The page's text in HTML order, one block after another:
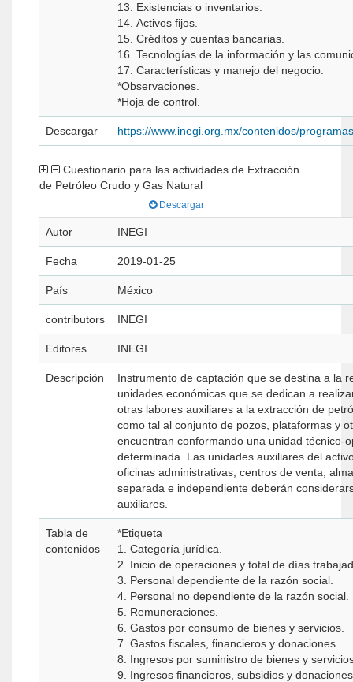
13. Existencias o inventarios.
14. Activos fijos.
15. Créditos y cuentas bancarias.
16. Tecnologías de la información y las
17. Características y manejo del negocio.
*Observaciones.
*Hoja de control.
Descargar https://www.inegi.org.mx/contenidos/
de Petróleo Crudo y Gas Natural
Descargar
Autor INEGI
Fecha 2019-01-25
País México
contributors INEGI
Editores INEGI
Descripción
Instrumento de captación que se destina a la
unidades económicas que se dedican a
otras labores auxiliares a la extracción de
como tal al conjunto de pozos, plataformas y
encuentran conformando una unidad técnico-
determinada. Las unidades auxiliares del
oficinas administrativas, centros de venta,
separada e independiente deberán
auxiliares.
Tabla de
contenidos
*Etiqueta
1. Categoría jurídica.
2. Inicio de operaciones y total de días
3. Personal dependiente de la razón social.
4. Personal no dependiente de la razón social.
5. Remuneraciones.
6. Gastos por consumo de bienes y servicios.
7. Gastos fiscales, financieros y donaciones.
8. Ingresos por suministro de bienes y
9. Ingresos financieros, subsidios y